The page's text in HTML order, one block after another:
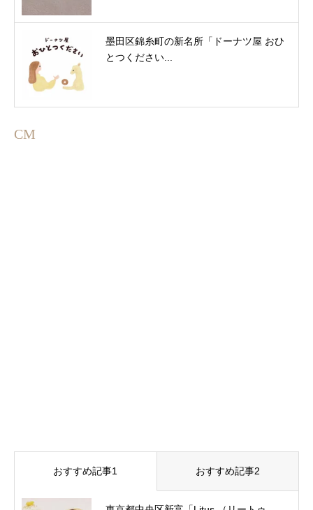
墨田区錦糸町の新名所「ドーナツ屋 おひ
とつください...
CM
おすすめ記事1 おすすめ記事2